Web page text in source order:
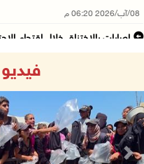
08/آب/2026 06:20 م
إصابات بالاختناق خلال اقتحام
08/آب/2026 04:50 م
أطفال مبتورو الأطراف يتحدّون
08/آب/2026 04:42 م
فيديو
Next